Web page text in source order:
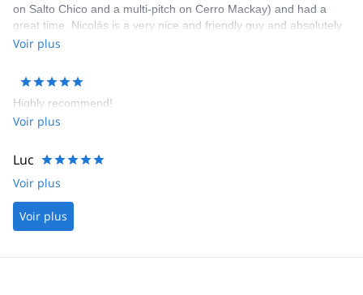
on Salto Chico and a multi-pitch on Cerro Mackay) and had a
great time. Nicolás is a very nice and friendly guy and absolutely
professional as a mountain guide. Totally recommended, and
Nicolás.
Voir plus
Highly recommend!
Voir plus
Luc
Voir plus
Voir plus